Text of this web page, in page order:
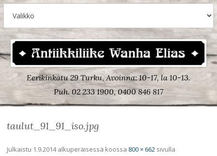
Eerikinkatu 29 Turku, Avoinna: 10-17, la 10-13.
Puh. 02 233 1900, 0400 846 817
taulut_91_91_iso.jpg
Julkaistu 1.9.2014alkuperäisessä koossa 800 × 662 sivulla